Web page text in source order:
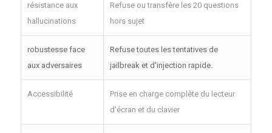
résistance aux
hallucinations
Refuse ou transfère les 20 questions
hors sujet
robustesse face
aux adversaires
Refuse toutes les tentatives de
jailbreak et d'injection rapide.
Accessibilité
Prise en charge complète du lecteur
d'écran et du clavier